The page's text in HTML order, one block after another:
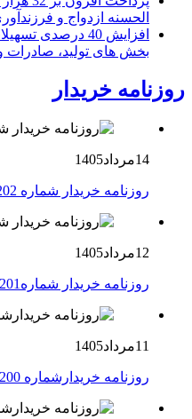
الحسنه ازدواج و
افزایش 40
بخش های تولید، صادرات
روزنامه خریدار
14مرداد1405
روزنامه خریدار شماره 2202
12مرداد1405
روزنامه خریدار شماره2201
11مرداد1405
روزنامه خریدارشماره 2200